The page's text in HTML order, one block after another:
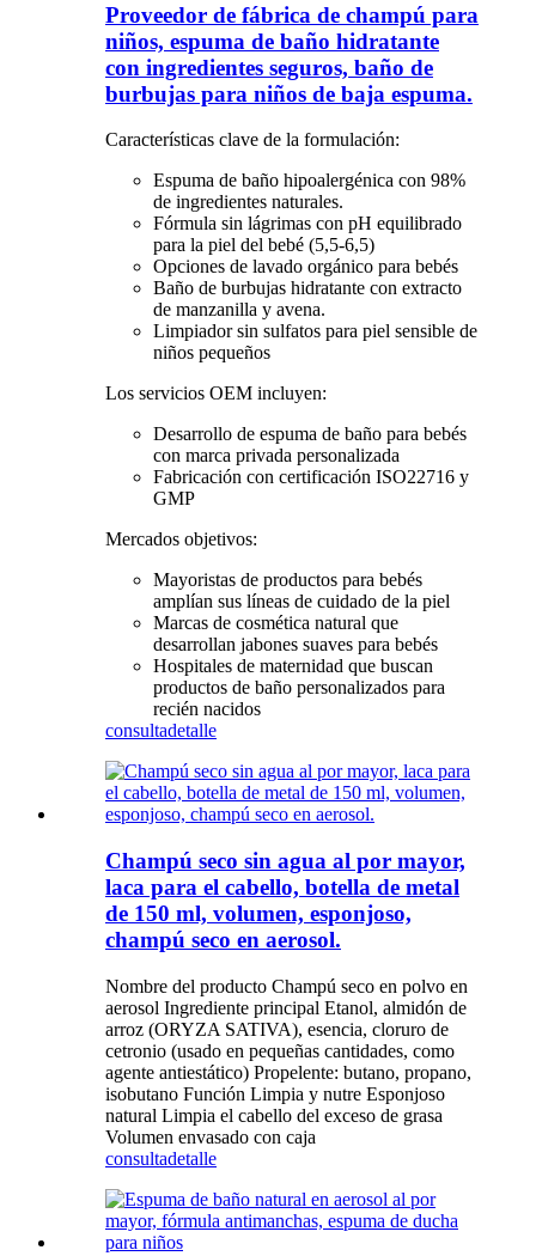
Proveedor de fábrica de champú para
niños, espuma de baño hidratante
con ingredientes seguros, baño de
burbujas para niños de baja espuma.
Características clave de la formulación:
Espuma de baño hipoalergénica con 98%
de ingredientes naturales.
Fórmula sin lágrimas con pH equilibrado
para la piel del bebé (5,5-6,5)
Opciones de lavado orgánico para bebés
Baño de burbujas hidratante con extracto
de manzanilla y avena.
Limpiador sin sulfatos para piel sensible de
niños pequeños
Los servicios OEM incluyen:
Desarrollo de espuma de baño para bebés
con marca privada personalizada
Fabricación con certificación ISO22716 y
GMP
Mercados objetivos:
Mayoristas de productos para bebés
amplían sus líneas de cuidado de la piel
Marcas de cosmética natural que
desarrollan jabones suaves para bebés
Hospitales de maternidad que buscan
productos de baño personalizados para
recién nacidos
consultadetalle
Champú seco sin agua al por mayor,
laca para el cabello, botella de metal
de 150 ml, volumen, esponjoso,
champú seco en aerosol.
Nombre del producto Champú seco en polvo en
aerosol Ingrediente principal Etanol, almidón de
arroz (ORYZA SATIVA), esencia, cloruro de
cetronio (usado en pequeñas cantidades, como
agente antiestático) Propelente: butano, propano,
isobutano Función Limpia y nutre Esponjoso
natural Limpia el cabello del exceso de grasa
Volumen envasado con caja
consultadetalle